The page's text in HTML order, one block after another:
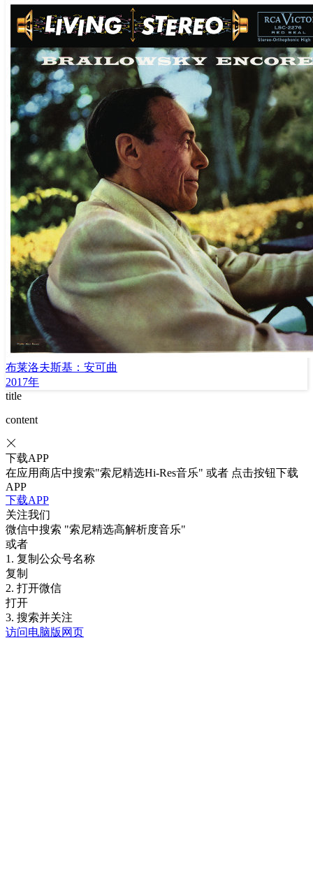
布莱洛夫斯基：安可曲
2017年
title
content
下载APP
在应用商店中搜索"索尼精选Hi-Res音乐" 或者 点击按钮下载
APP
下载APP
关注我们
微信中搜索 "索尼精选高解析度音乐"
或者
1. 复制公众号名称
复制
2. 打开微信
打开
3. 搜索并关注
访问电脑版网页